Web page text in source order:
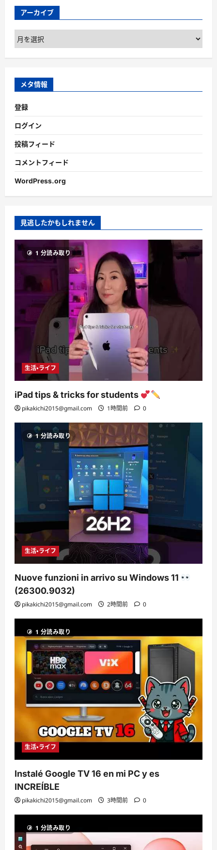
アーカイブ
ア
ー
カ
ブ
メタ情報
登録
ログイン
投稿フィード
コメントフィード
WordPress.org
見逃したかもしれません
1 分読み取り
生活・ライフ
iPad tips & tricks for students
pikakichi2015@gmail.com 1時間前 0
1 分読み取り
生活・ライフ
Nuove funzioni in arrivo su Windows 11
(26300.9032)
pikakichi2015@gmail.com 2時間前 0
1 分読み取り
生活・ライフ
Instalé Google TV 16 en mi PC y es
INCREÍBLE
pikakichi2015@gmail.com 3時間前 0
1 分読み取り